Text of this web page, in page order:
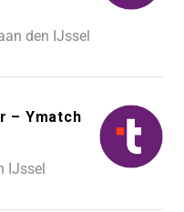
den IJssel
– Ymatch
IJssel